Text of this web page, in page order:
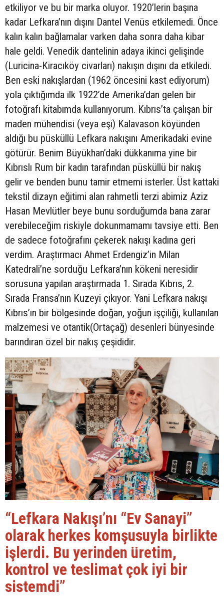
etkiliyor ve bu bir marka oluyor. 1920’lerin başına
kadar Lefkara’nın dışını Dantel Venüs etkilemedi. Önce
kalın kalın bağlamalar varken daha sonra daha kibar
hale geldi. Venedik dantelinin adaya ikinci gelişinde
(Luricina-Kiracıköy civarları) nakışın dışını da etkiledi.
Ben eski nakışlardan (1962 öncesini kast ediyorum)
yola çıktığımda ilk 1922’de Amerika’dan gelen bir
fotoğrafı kitabımda kullanıyorum. Kıbrıs’ta çalışan bir
maden mühendisi (veya eşi) Kalavason köyünden
aldığı bu püsküllü Lefkara nakışını Amerikadaki evine
götürür. Benim Büyükhan’daki dükkanıma yine bir
Kıbrıslı Rum bir kadın tarafından püsküllü bir nakış
gelir ve benden bunu tamir etmemi isterler. Üst kattaki
tekstil dizayn eğitimi alan rahmetli terzi abimiz Aziz
Hasan Mevlütler beye bunu sorduğumda bana zarar
verebileceğim riskiyle dokunmamamı tavsiye etti. Ben
de sadece fotoğrafını çekerek nakışı kadına geri
verdim. Araştırmacı Ahmet Erdengiz’in Milan
Katedrali’ne sorduğu Lefkara’nın kökeni neresidir
sorusuna yapılan araştırmada 1. Sırada Kıbrıs, 2.
Sırada Fransa’nın Kuzeyi çıkıyor. Yani Lefkara nakışı
Kıbrıs’ın bir bölgesinde doğan, yoğun işçiliği, kullanılan
malzemesi ve otantik(Ortaçağ) desenleri bünyesinde
barındıran özel bir nakış çeşididir.
“Lefkara Nakışı’nı “Ev Sanayi”
olarak herkes komşusuyla birlikte
işlerdi. Bu yerinden üretim,
kontrol ve teslimat çok iyi bir
sistemdi”